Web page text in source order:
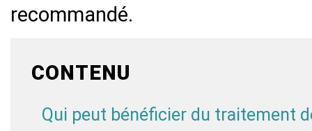
recommandé.
CONTENU
Qui peut bénéficier du traitement